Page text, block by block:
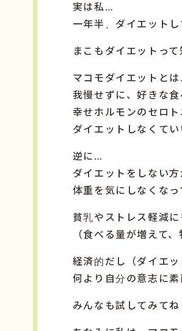
実は私…
一年半、ダイエットし
まこもダイエットって
マコモダイエットと
我慢せずに、好きな
幸せホルモンのセロ
ダイエットしなくてい
逆に…
ダイエットをしない方
体重を気にしなくなっ
貧乳やストレス軽減
（食べる量が増えて
経済的だし（ダイエ
何より自分の意志に
みんなも試してみてね